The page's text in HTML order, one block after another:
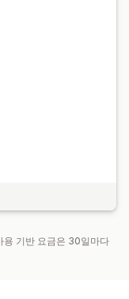
용 기반 요금은 30일마다